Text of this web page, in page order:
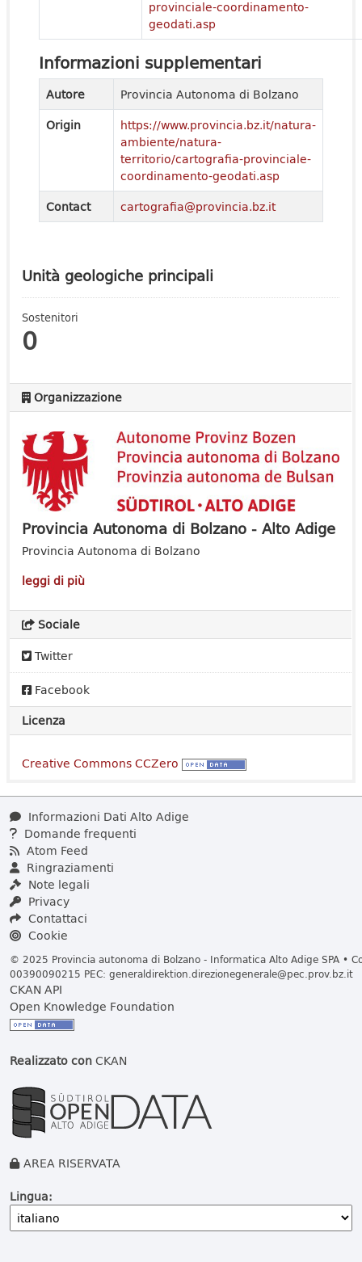
Unità geologiche principali
Sostenitori
0
Organizzazione
Provincia Autonoma di Bolzano - Alto Adige
Provincia Autonoma di Bolzano
leggi di più
Sociale
Twitter
Facebook
Licenza
Creative Commons CCZero
provinciale-coordinamento-
geodati.asp
Informazioni supplementari
Autore
Provincia Autonoma di Bolzano
Origin
https://www.provincia.bz.it/natura-
ambiente/natura-
territorio/cartografia-provinciale-
coordinamento-geodati.asp
Contact
cartografia@provincia.bz.it
Informazioni Dati Alto Adige
Domande frequenti
Atom Feed
Ringraziamenti
Note legali
Privacy
Contattaci
Cookie
© 2025 Provincia autonoma di Bolzano - Informatica Alto Adige SPA •
00390090215 PEC: generaldirektion.direzionegenerale@pec.prov.bz.it
CKAN API
Open Knowledge Foundation
Realizzato conCKAN
AREA RISERVATA
Lingua